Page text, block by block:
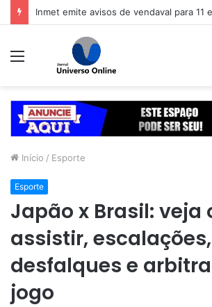
Inmet emite avisos de vendaval para 11
Menu
Início / Esporte
Esporte
Japão x Brasil: veja
assistir, escalações,
desfalques e
jogo